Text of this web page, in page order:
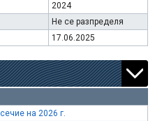
2024
Не се разпределя
17.06.2025
на 2026 г.